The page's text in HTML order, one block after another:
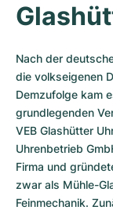
Nach der
die volkseigenen
Demzufolge kam
grundlegenden
VEB Glashütter
Uhrenbetrieb
Firma und
zwar als Mühle-
Feinmechanik.